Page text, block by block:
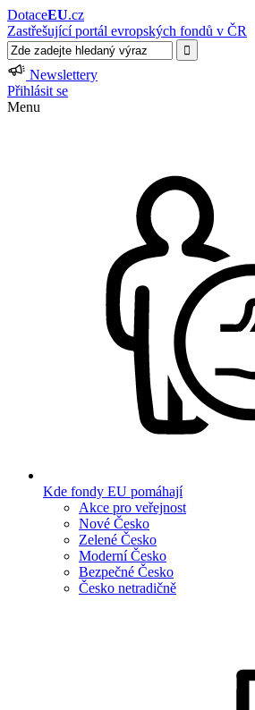
DotaceEU.cz
Zastřešující portál evropských fondů v ČR
Newslettery
Přihlásit se
Menu
Kde fondy EU pomáhají
Akce pro veřejnost
Nové Česko
Zelené Česko
Moderní Česko
Bezpečné Česko
Česko netradičně